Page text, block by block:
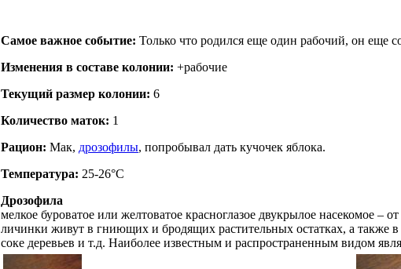
Самое важное событие: Только что родился еще один рабочий, он еще
Изменения в составе кoлонии: +рабочие
Текущий размер кoлонии: 6
Количество маток: 1
Рацион: Мак, дрозофилы, попробывал дать кучочек яблока.
Температура: 25-26°C
Дрозофила
мелкое буроватое или желтоватое красноглазое двукрылое насекомое
личинки живут в гниющих и бродящих растительных остатках, а
соке деревьев и т.д. Наиболее известным и распространенным видом